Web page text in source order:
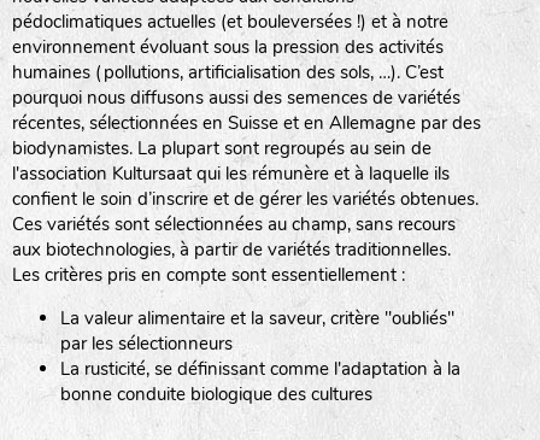
pédoclimatiques actuelles (et bouleversées !) et à notre
environnement évoluant sous la pression des activités
humaines (pollutions, artificialisation des sols, …). C’est
pourquoi nous diffusons aussi des semences de variétés
récentes, sélectionnées en Suisse et en Allemagne par des
biodynamistes. La plupart sont regroupés au sein de
l'association Kultursaat qui les rémunère et à laquelle ils
confient le soin d’inscrire et de gérer les variétés obtenues.
Ces variétés sont sélectionnées au champ, sans recours
aux biotechnologies, à partir de variétés traditionnelles.
Les critères pris en compte sont essentiellement :
La valeur alimentaire et la saveur, critère "oubliés"
par les sélectionneurs
La rusticité, se définissant comme l'adaptation à la
bonne conduite biologique des cultures
www.bingenheimersaatgut.de
DE BOLSTER (DBO)
www.bolster.nl
GRAINE DEL PAÏS (GDP)
www.grainesdelpais.com
JARDIN EN’VIE (JEV)
LA BOITE A GRAINES (LBAG)
1 : Numéro d’ordre du lot
A : Sans calibre.
G: Gros
M: Moyen calibre
P: Petit calibre
Légumes feuilles
Légumes racines
Plantes aromatiques